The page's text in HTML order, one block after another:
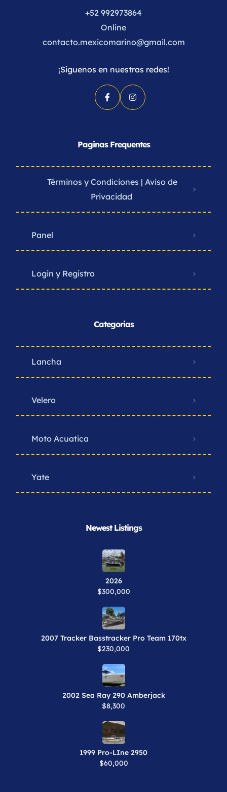
+52 992973864
Online
contacto.mexicomarino@gmail.com
¡Siguenos en nuestras redes!
Paginas Frequentes
Términos y Condiciones | Aviso de
Privacidad ​
Panel
Login y Registro
Categorias
Lancha
Velero
Moto Acuatica
Yate
Newest Listings​
2026
$300,000
2007 Tracker Basstracker Pro Team 170tx
$230,000
2002 Sea Ray 290 Amberjack
$8,300
1999 Pro-LIne 2950
$60,000